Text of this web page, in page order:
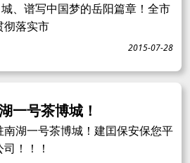
、谱写中国梦的岳阳篇章！全市
彻落实市
2015-07-28
一号茶博城！
湖一号茶博城！建囯保安保您平
！！！